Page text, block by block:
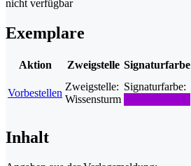
nicht verfügbar
Exemplare
Aktion Zweigstelle Signaturfarbe
Vorbestellen
Zweigstelle:
Wissensturm
Signaturfarbe:
Inhalt